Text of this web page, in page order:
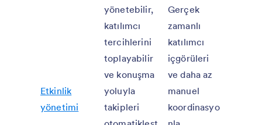
Etkinlik
yönetimi
yönetebilir,
katılımcı
tercihlerini
toplayabilir
ve konuşma
yoluyla
takipleri
Gerçek
zamanlı
katılımcı
içgörüleri
ve daha az
manuel
koordinasyo